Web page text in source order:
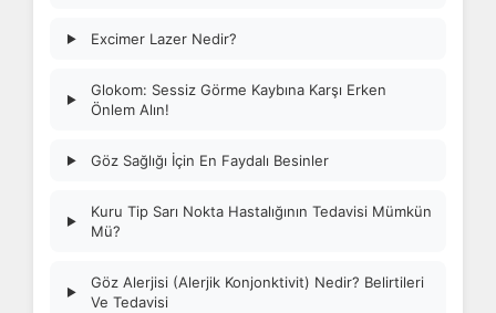
▶ Excimer Lazer Nedir?
▶
Glokom: Sessiz Görme Kaybına Karşı Erken
Önlem Alın!
▶ Göz Sağlığı İçin En Faydalı Besinler
▶
Kuru Tip Sarı Nokta Hastalığının Tedavisi Mümkün
Mü?
▶
Göz Alerjisi (Alerjik Konjonktivit) Nedir? Belirtileri
Ve Tedavisi